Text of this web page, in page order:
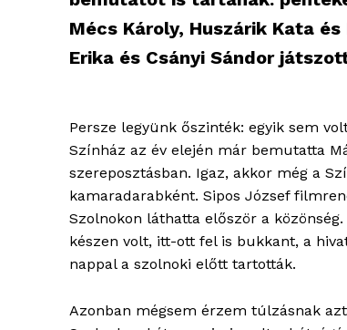
Mécs Károly, Huszárik Kata
Erika és Csányi Sándor
Persze legyünk őszinték: egyik sem
Színház az év elején már bemutatta
szereposztásban. Igaz, akkor még a
kamaradarabként. Sipos József
Szolnokon láthatta először a
készen volt, itt-ott fel is bukkant, a
nappal a szolnoki előtt tartották.
Azonban mégsem érzem túlzásnak